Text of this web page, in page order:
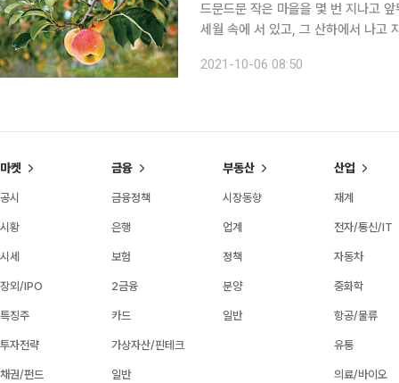
드문드문 작은 마을을 몇 번 지나고
세월 속에 서 있고, 그 산하에서 나고
다. 지금 예산사과농장의 와이너리에
2021-10-06 08:50
마켓
공시
시황
시세
장외/IPO
특징주
투자전략
채권/펀드
금융
금융정책
은행
보험
2금융
카드
가상자산/핀테크
일반
부동산
시장동향
업계
정책
분양
일반
산업
재계
전자/통신/IT
자동차
중화학
항공/물류
유통
의료/바이오